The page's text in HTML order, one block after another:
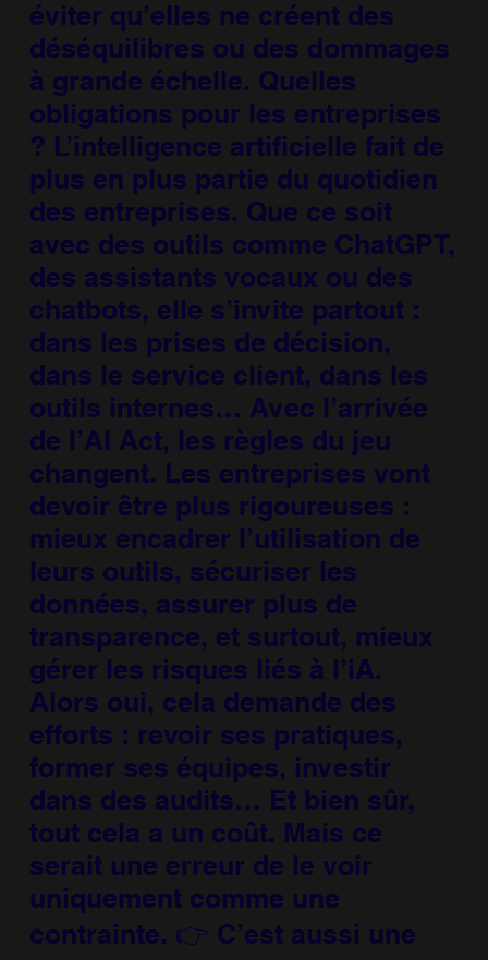
éviter qu’elles ne créent des
déséquilibres ou des dommages
à grande échelle. Quelles
obligations pour les entreprises
? L’intelligence artificielle fait de
plus en plus partie du quotidien
des entreprises. Que ce soit
avec des outils comme ChatGPT,
des assistants vocaux ou des
chatbots, elle s’invite partout :
dans les prises de décision,
dans le service client, dans les
outils internes… Avec l’arrivée
de l’AI Act, les règles du jeu
changent. Les entreprises vont
devoir être plus rigoureuses :
mieux encadrer l’utilisation de
leurs outils, sécuriser les
données, assurer plus de
transparence, et surtout, mieux
gérer les risques liés à l’iA.
Alors oui, cela demande des
efforts : revoir ses pratiques,
former ses équipes, investir
dans des audits… Et bien sûr,
tout cela a un coût. Mais ce
serait une erreur de le voir
uniquement comme une
contrainte. 👉 C’est aussi une